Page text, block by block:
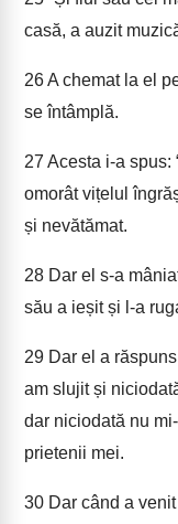
casă, a auzit
26A chemat la el
se întâmplă.
27 Acesta i-a spus:
omorât vițelul
și nevătămat.
28 Dar el s-a
său a ieșit și l-a
29 Dar el a
am slujit și
dar niciodată nu
prietenii mei.
30 Dar când a